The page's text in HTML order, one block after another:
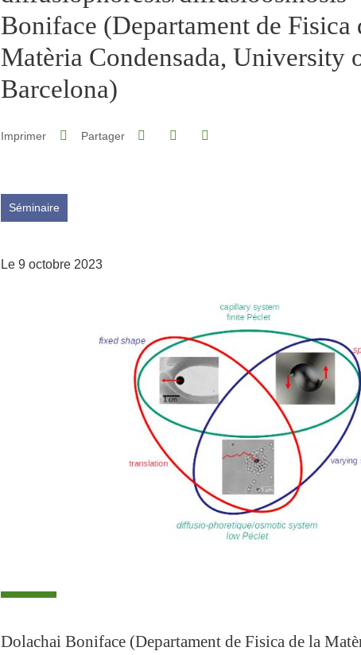
Boniface (Departament de Fisica
Matèria Condensada, University
Barcelona)
Imprimer Partager Partager sur Facebook
Partager sur LinkedIn
Séminaire
Le 9 octobre 2023
Dolachai Boniface (Departament de Fisica de la